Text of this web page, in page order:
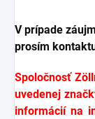
V prípade
prosím
Spoločnosť
uvedenej
informácií na